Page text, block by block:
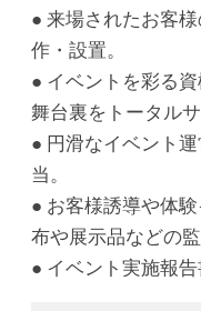
● 来場されたお客
作・設置。
● イベントを彩る
舞台裏をトータルサ
● 円滑なイベント
当。
● お客様誘導や体
布や展示品などの監
● イベント実施報告